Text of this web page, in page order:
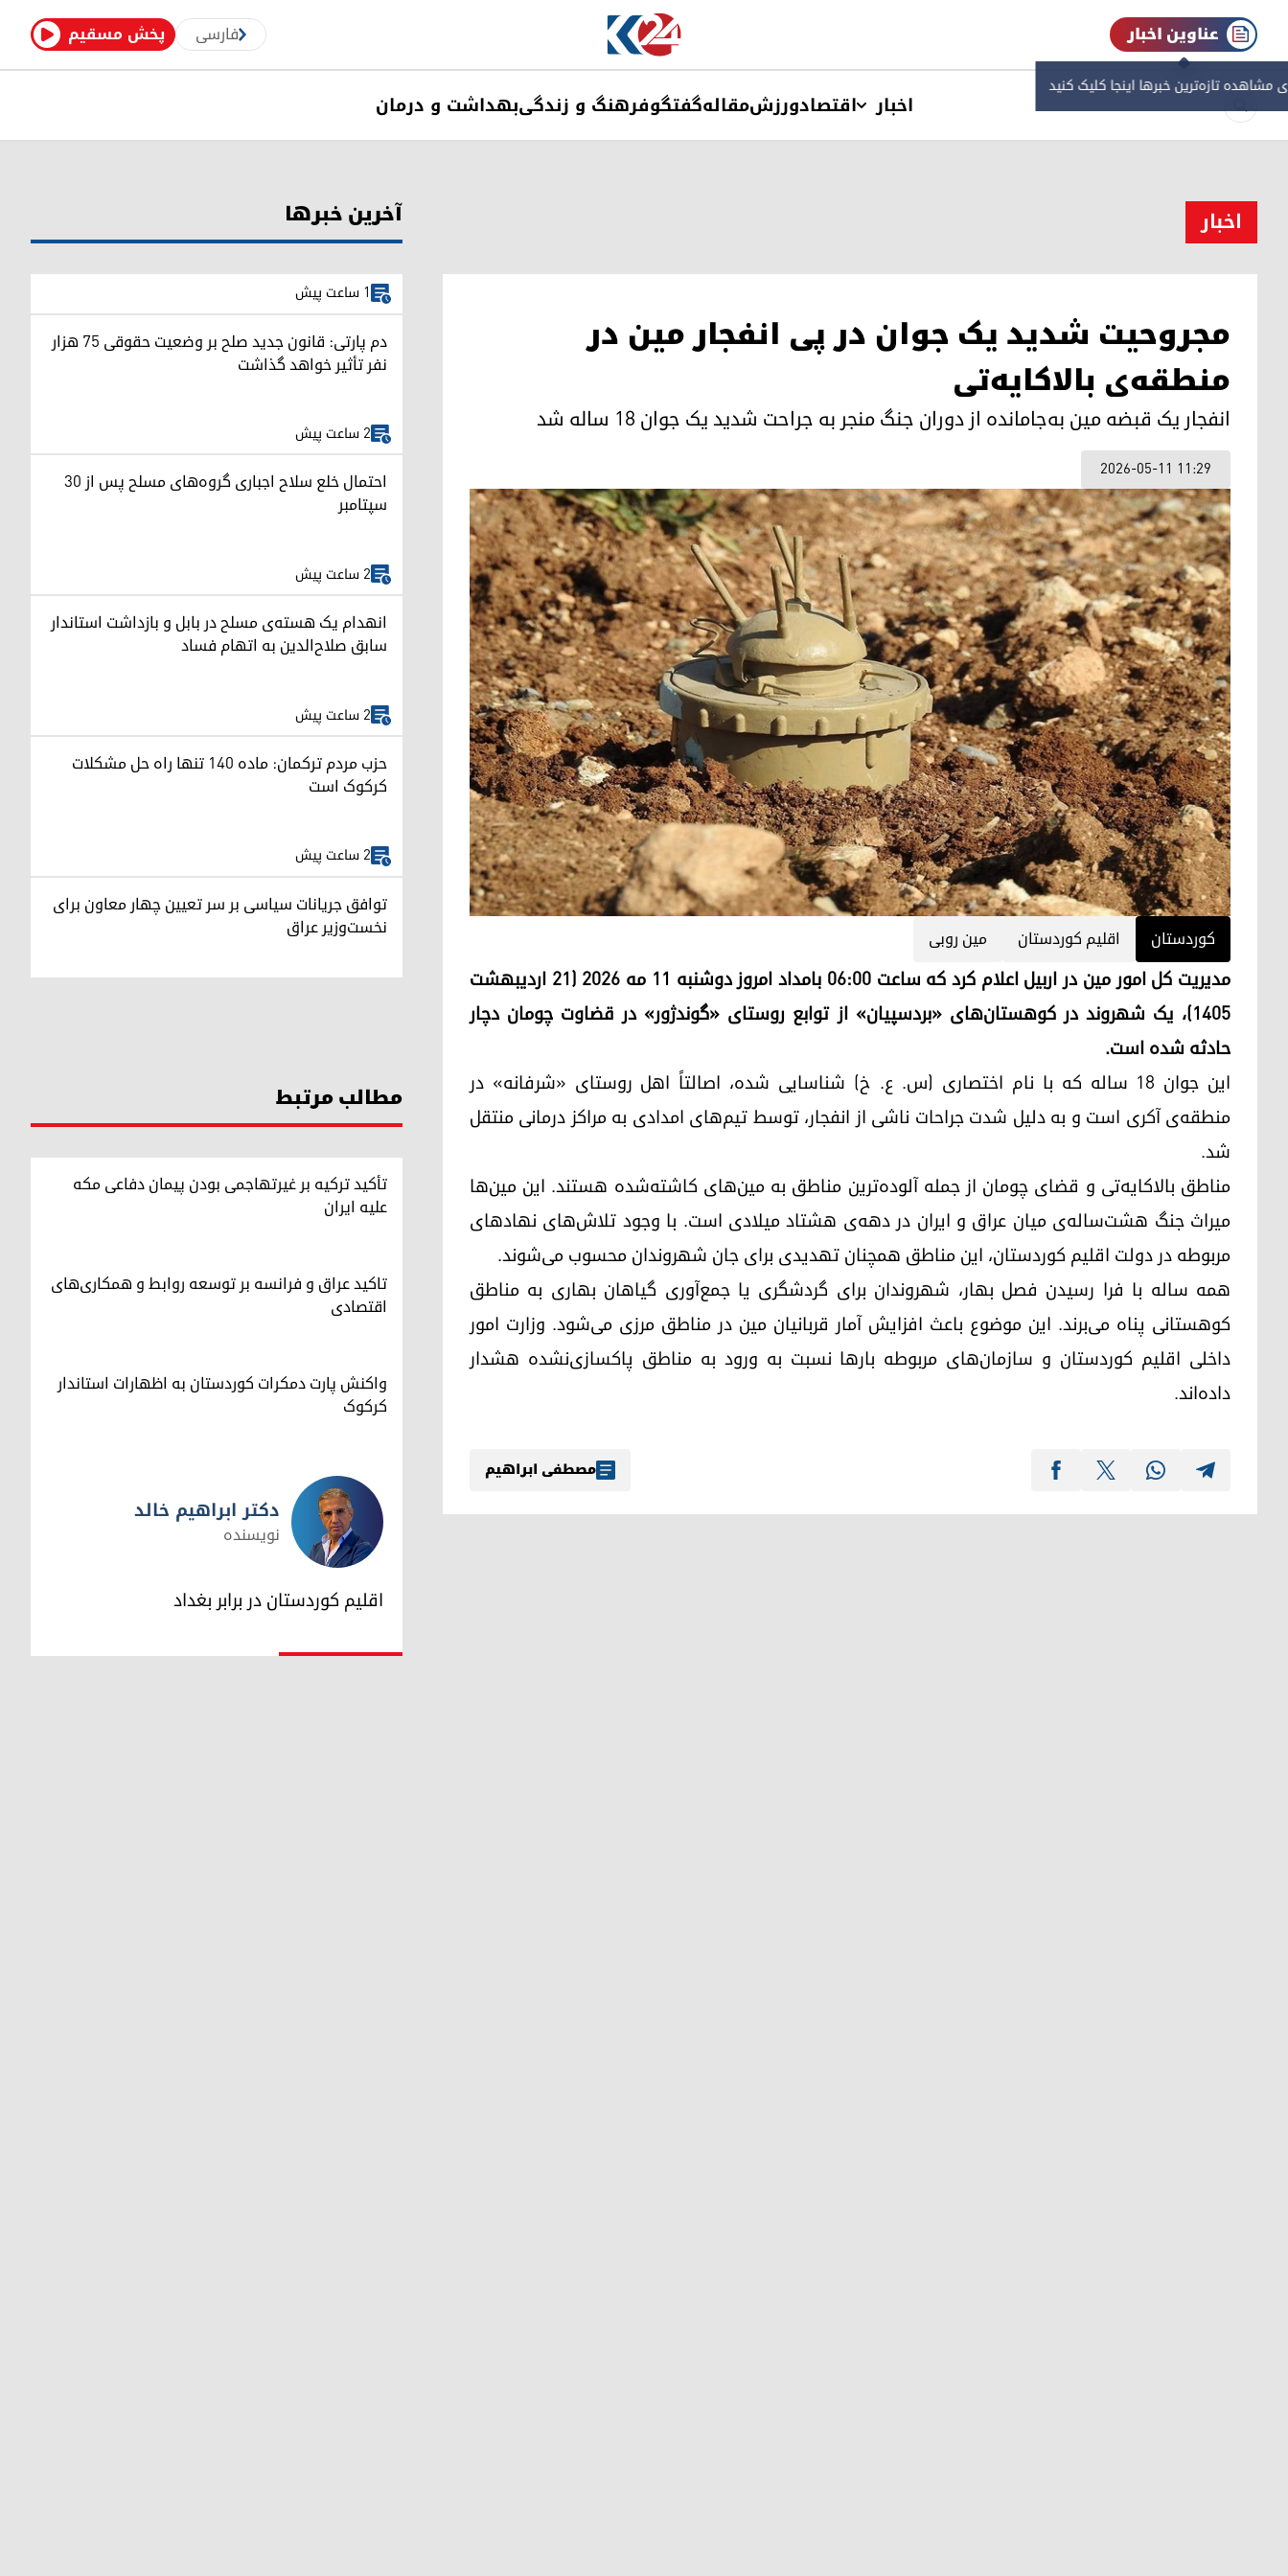
پخش مسقیم فارسی عناوین اخبار
مشاهده‌ تازه‌ترین خبرها اینجا کلیک کنید
اخبار اقتصادورزشمقالهگفتگوفرهنگ و زندگیبهداشت و درمان
اخبار
مجروحیت شدید یک جوان در پی انفجار مین در
منطقه‌ی بالاکایەتی
انفجار یک قبضه مین به‌جامانده از دوران جنگ منجر به جراحت شدید یک جوان ۱۸ ساله شد
2026-05-11 11:29
کوردستان اقلیم کوردستان مین روبی
مدیریت کل امور مین در اربیل اعلام کرد که ساعت ۰۶:۰۰ بامداد امروز دوشنبه ۱۱ مه ۲۰۲۶ (۲۱ اردیبهشت
۱۴۰۵)، یک شهروند در کوهستان‌های «بردسپیان» از توابع روستای «گوندژور» در قضاوت چومان دچار
حادثه شده است.
این جوان ۱۸ ساله که با نام اختصاری (س. ع. خ) شناسایی شده، اصالتاً اهل روستای «شرفانه» در
منطقه‌ی آکری است و به دلیل شدت جراحات ناشی از انفجار، توسط تیم‌های امدادی به مراکز درمانی منتقل
شد.
مناطق بالاکایەتی و قضای چومان از جمله آلوده‌ترین مناطق به مین‌های کاشته‌شده هستند. این مین‌ها
میراث جنگ هشت‌ساله‌ی میان عراق و ایران در دهه‌ی هشتاد میلادی است. با وجود تلاش‌های نهادهای
مربوطه در دولت اقلیم کوردستان، این مناطق همچنان تهدیدی برای جان شهروندان محسوب می‌شوند.
همه ساله با فرا رسیدن فصل بهار، شهروندان برای گردشگری یا جمع‌آوری گیاهان بهاری به مناطق
کوهستانی پناه می‌برند. این موضوع باعث افزایش آمار قربانیان مین در مناطق مرزی می‌شود. وزارت امور
داخلی اقلیم کوردستان و سازمان‌های مربوطه بارها نسبت به ورود به مناطق پاکسازی‌نشده هشدار
داده‌اند.
مصطفی ابراهیم
آخرین خبرها
1 ساعت پیش
دم پارتی: قانون جدید صلح بر وضعیت حقوقی ۷۵ هزار
نفر تأثیر خواهد گذاشت
2 ساعت پیش
احتمال خلع سلاح اجباری گروه‌های مسلح پس از ۳۰
سپتامبر
2 ساعت پیش
انهدام یک هسته‌ی مسلح در بابل و بازداشت استاندار
سابق صلاح‌الدین به اتهام فساد
2 ساعت پیش
حزب مردم ترکمان: ماده ۱۴۰ تنها راه حل مشکلات
کرکوک است
2 ساعت پیش
توافق جریانات سیاسی بر سر تعیین چهار معاون برای
نخست‌وزیر عراق
مطالب مرتبط
تأکید ترکیه بر غیرتهاجمی بودن پیمان دفاعی مکه
علیه ایران
تاکید عراق و فرانسه بر توسعه روابط و همکاری‌های
اقتصادی
واکنش پارت دمکرات کوردستان به اظهارات استاندار
کرکوک
دکتر ابراهیم خالد
دکتر ابراهیم خالد
نویسنده
اقلیم کوردستان در برابر بغداد